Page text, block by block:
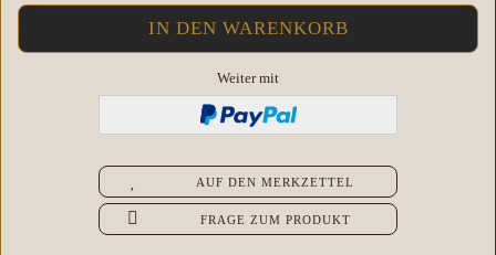
Weiter mit
AUF DEN MERKZETTEL
FRAGE ZUM PRODUKT